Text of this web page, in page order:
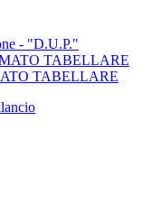
- "D.U.P."
TABELLARE
TABELLARE